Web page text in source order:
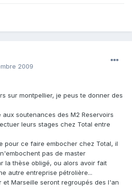
2009
sur montpellier, je peus te donner des
aux soutenances des M2 Reservoirs
leurs stages chez Total entre
pour ce faire embocher chez Total, il
pas de master
la thèse obligé, ou alors avoir fait
autre entreprise pétrolière...
et Marseille seront regroupés des l'an